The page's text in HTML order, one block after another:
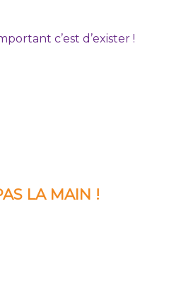
c’est d’exister !
LA MAIN !